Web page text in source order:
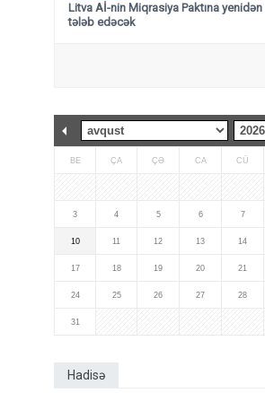
Litva Aİ-nin Miqrasiya Paktına yenidən
tələb edəcək
BE ÇA ÇƏ CA CÜ
3 4 5 6 7
10 11 12 13 14
17 18 19 20 21
24 25 26 27 28
31
Hadisə